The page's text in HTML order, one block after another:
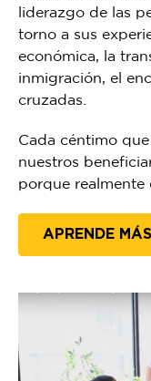
liderazgo de las
torno a sus
económica, la
inmigración, el
cruzadas.
Cada céntimo
nuestros
porque realmente
APRENDE MÁS